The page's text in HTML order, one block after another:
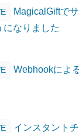
MagicalGiftで
なりました
Webhookによ
インスタント